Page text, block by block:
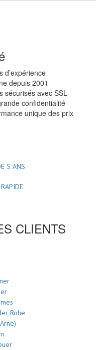
d’expérience
depuis 2001
sécurisés avec SSL
confidentialité
unique des prix
5 ANS
CLIENTS
Rohe